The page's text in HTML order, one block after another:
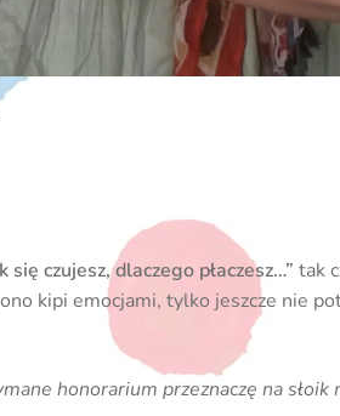
się czujesz, dlaczego płaczesz…” tak
kipi emocjami, tylko jeszcze nie
honorarium przeznaczę na